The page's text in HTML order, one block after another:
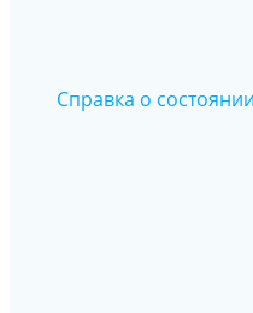
Справка о